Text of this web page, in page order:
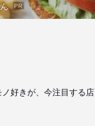
ん PR
ノ好きが、今注目する店